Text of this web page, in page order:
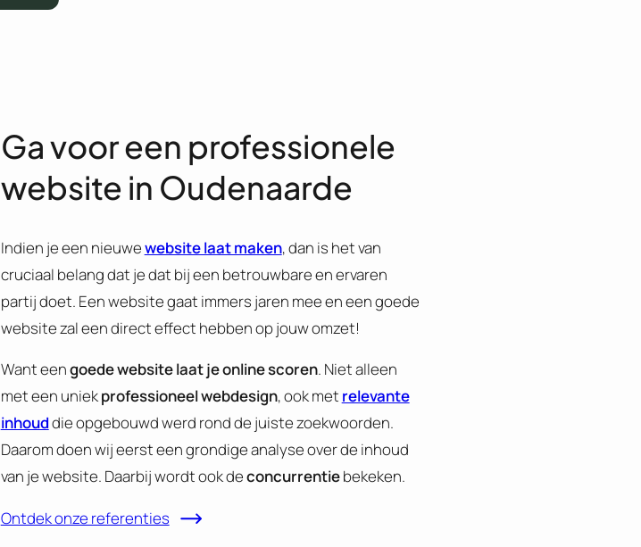
Ga voor een professionele
website in Oudenaarde
Indien je een nieuwewebsite laat maken, dan is het van
cruciaal belang dat je dat bij een betrouwbare en ervaren
partij doet. Een website gaat immers jaren mee en een goede
website zal een direct effect hebben op jouw omzet!
Want eengoede website laat je online scoren. Niet alleen
met een uniekprofessioneel webdesign, ook met relevante
inhouddie opgebouwd werd rond de juiste zoekwoorden.
Daarom doen wij eerst een grondige analyse over de inhoud
van je website. Daarbij wordt ook deconcurrentiebekeken.
Ontdek onze referenties